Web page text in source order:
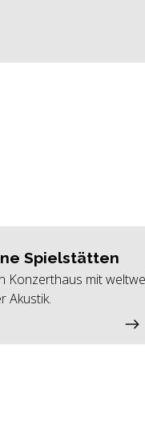
Spielstätten
Konzerthaus mit
Akustik.